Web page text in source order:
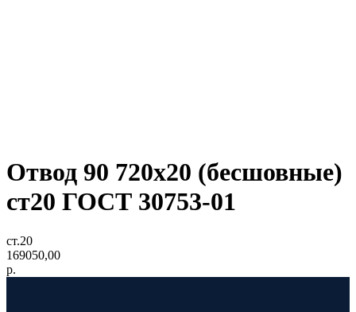
Отвод 90 720х20 (бесшовные)
ст20 ГОСТ 30753-01
ст.20
169050,00
р.